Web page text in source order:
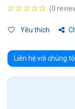
(0
Yêu thích
Liên hệ với chúng